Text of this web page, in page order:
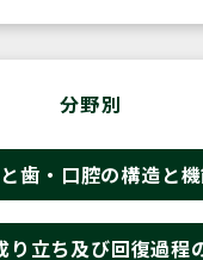
分野別
歯・口腔の構造と
り立ち及び回復過程